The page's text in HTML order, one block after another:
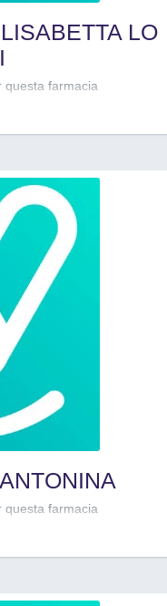
LO
questa farmacia
questa farmacia